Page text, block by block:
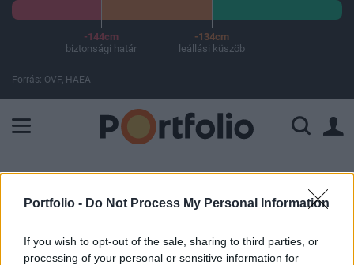
Portfolio - Do Not Process My Personal Information
If you wish to opt-out of the sale, sharing to third parties, or
processing of your personal or sensitive information for
-144cm
biztonsági határ
-134cm
leállási küszöb
Forrás: OVF, HAEA
uniós tranzakciós adó miatt